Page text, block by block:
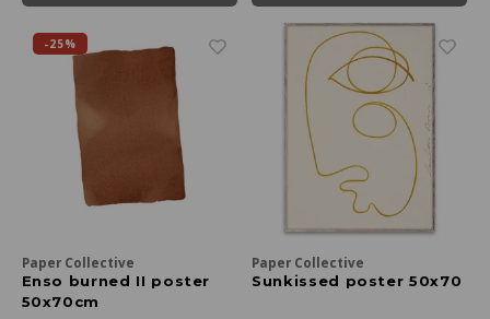
-25%
Paper Collective
Enso burned II poster
50x70cm
Paper Collective
Sunkissed poster 50x70